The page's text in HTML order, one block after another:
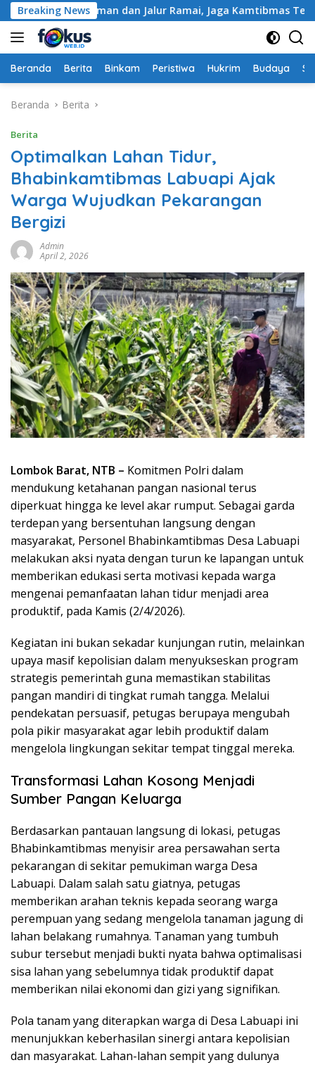
Langsung
ke
konten
Breaking Newsdan Jalur Ramai, Jaga Kamtibmas Tetap
Beranda Berita Binkam Peristiwa Hukrim Budaya
Beranda Berita
Berita
Optimalkan Lahan Tidur,
Bhabinkamtibmas Labuapi Ajak
Warga Wujudkan Pekarangan
Bergizi
Admin
April 2, 2026
Lombok Barat, NTB – Komitmen Polri dalam
mendukung ketahanan pangan nasional terus
diperkuat hingga ke level akar rumput. Sebagai garda
terdepan yang bersentuhan langsung dengan
masyarakat, Personel Bhabinkamtibmas Desa Labuapi
melakukan aksi nyata dengan turun ke lapangan untuk
memberikan edukasi serta motivasi kepada warga
mengenai pemanfaatan lahan tidur menjadi area
produktif, pada Kamis (2/4/2026).
Kegiatan ini bukan sekadar kunjungan rutin, melainkan
upaya masif kepolisian dalam menyukseskan program
strategis pemerintah guna memastikan stabilitas
pangan mandiri di tingkat rumah tangga. Melalui
pendekatan persuasif, petugas berupaya mengubah
pola pikir masyarakat agar lebih produktif dalam
mengelola lingkungan sekitar tempat tinggal mereka.
Transformasi Lahan Kosong Menjadi
Sumber Pangan Keluarga
Berdasarkan pantauan langsung di lokasi, petugas
Bhabinkamtibmas menyisir area persawahan serta
pekarangan di sekitar pemukiman warga Desa
Labuapi. Dalam salah satu giatnya, petugas
memberikan arahan teknis kepada seorang warga
perempuan yang sedang mengelola tanaman jagung di
lahan belakang rumahnya. Tanaman yang tumbuh
subur tersebut menjadi bukti nyata bahwa optimalisasi
sisa lahan yang sebelumnya tidak produktif dapat
memberikan nilai ekonomi dan gizi yang signifikan.
Pola tanam yang diterapkan warga di Desa Labuapi ini
menunjukkan keberhasilan sinergi antara kepolisian
dan masyarakat. Lahan-lahan sempit yang dulunya